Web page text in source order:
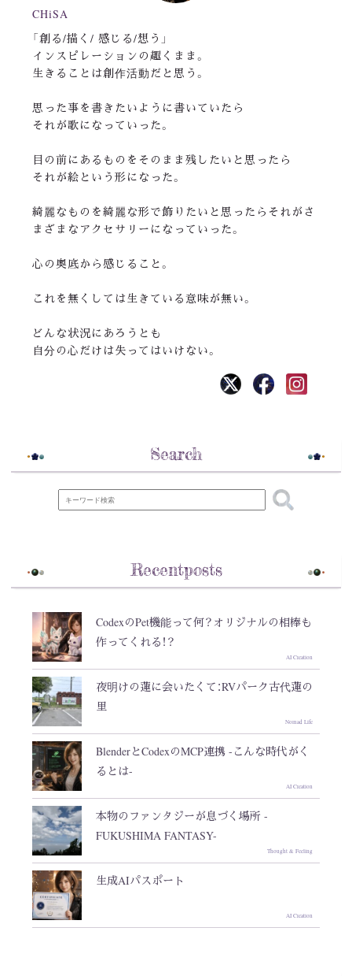
CHiSA
「創る/描く/ 感じる/想う」
インスピレーションの趣くまま。
生きることは創作活動だと思う。
思った事を書きたいように書いていたら
それが歌になっていった。
目の前にあるものをそのまま残したいと思ったら
それが絵という形になった。
綺麗なものを綺麗な形で飾りたいと思ったらそれがさ
まざまなアクセサリーになっていった。
心の奥底から感じること。
これを無くしては生きている意味が無い。
どんな状況にあろうとも
自分の心だけは失ってはいけない。
Search
Recentposts
CodexのPet機能って何？オリジナルの相棒も
作ってくれる！？
AI Creation
夜明けの蓮に会いたくて：RVパーク古代蓮の
里
Nomad Life
BlenderとCodexのMCP連携 -こんな時代がく
るとは-
AI Creation
本物のファンタジーが息づく場所 -
FUKUSHIMA FANTASY-
Thought & Feeling
生成AIパスポート
AI Creation